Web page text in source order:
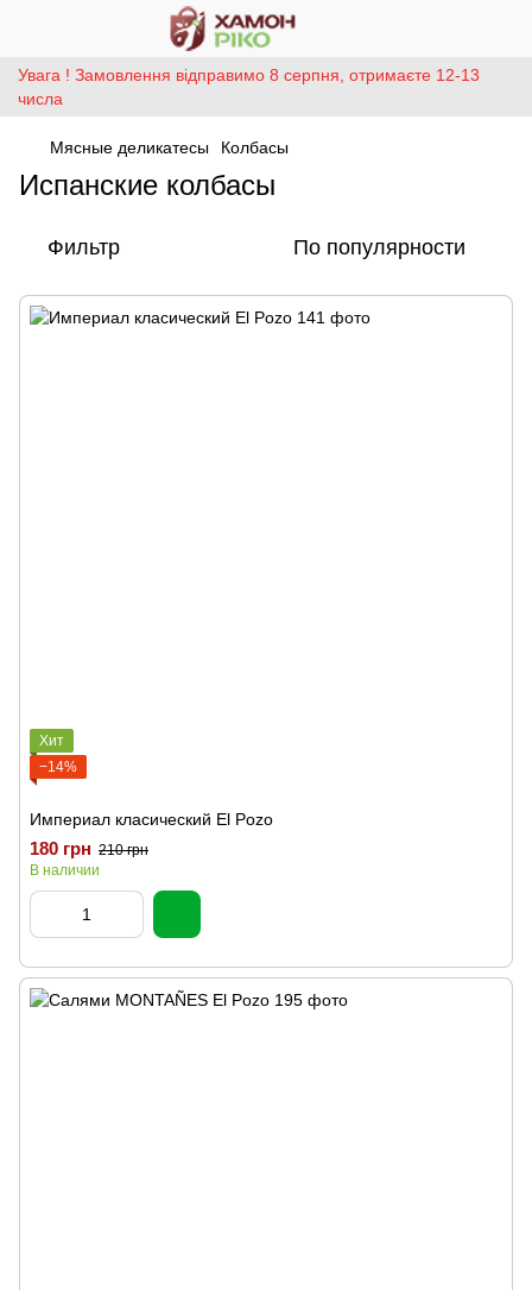
Увага ! Замовлення відправимо 8 серпня, отримаєте 12-13
числа
Мясные деликатесы Колбасы
Испанские колбасы
Фильтр По популярности
Хит
−14%
Империал класический El Pozo
180 грн 210 грн
В наличии